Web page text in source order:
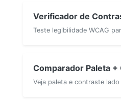
Verificador de
Teste legibilidade WCAG
Comparador Paleta
Veja paleta e contraste lado